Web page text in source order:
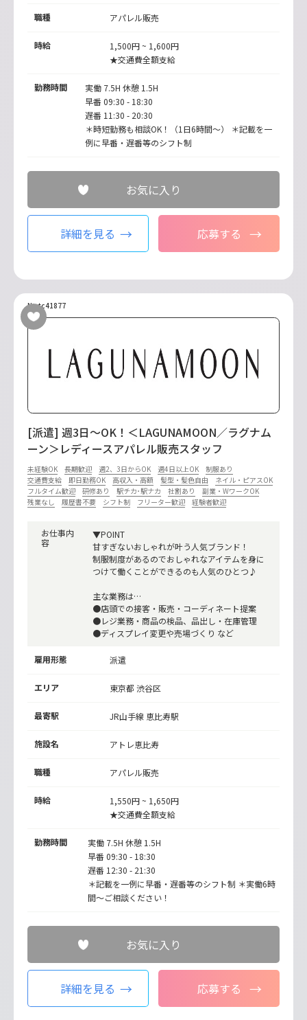
職種 アパレル販売
時給
1,500円 ~ 1,600円
★交通費全額支給
勤務時間
実働 7.5H 休憩 1.5H
早番 09:30 - 18:30
遅番 11:30 - 20:30
＊時短勤務も相談OK！（1日6時間～） ＊記載を一
例に早番・遅番等のシフト制
お気に入り
詳細を見る 応募する
No.tc41877
[派遣] 週3日～OK！＜LAGUNAMOON／ラグナム
ーン＞レディースアパレル販売スタッフ
未経験OK 長期歓迎 週2、3日からOK 週4日以上OK
制服あり
交通費支給
即日勤務OK 高収入・高額 髪型・髪色自由
ネイル・ピアスOK
フルタイム歓迎
研修あり 駅チカ･駅ナカ 社割あり
副業・WワークOK
残業なし
履歴書不要 シフト制 フリーター歓迎 経験者歓迎
お仕事内
容
▼POINT
甘すぎないおしゃれが叶う人気ブランド！
制服制度があるのでおしゃれなアイテムを身に
つけて働くことができるのも人気のひとつ♪
主な業務は…
●店頭での接客・販売・コーディネート提案
●レジ業務・商品の検品、品出し・在庫管理
●ディスプレイ変更や売場づくり など
雇用形態 派遣
エリア 東京都 渋谷区
最寄駅 JR山手線 恵比寿駅
施設名 アトレ恵比寿
職種 アパレル販売
時給
1,550円 ~ 1,650円
★交通費全額支給
勤務時間
実働 7.5H 休憩 1.5H
早番 09:30 - 18:30
遅番 12:30 - 21:30
＊記載を一例に早番・遅番等のシフト制 ＊実働6時
間～ご相談ください！
お気に入り
詳細を見る 応募する